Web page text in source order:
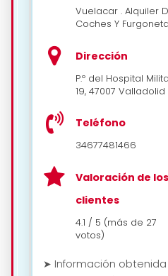
Vuelacar . Alquiler
Coches Y
Dirección
P.º del Hospital
19, 47007 Valladolid
Teléfono
34677481466
Valoración de los
clientes
4.1 / 5 (más de 27
votos)
➤ Información obtenida